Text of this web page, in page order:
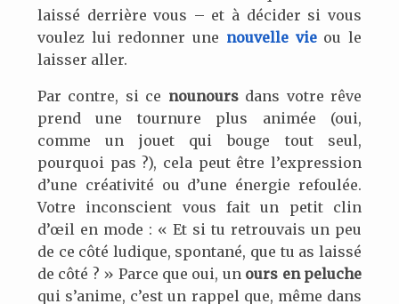
laissé derrière vous – et à décider si vous
voulez lui redonner une nouvelle vieou le
laisser aller.
Par contre, si ce nounoursdans votre rêve
prend une tournure plus animée (oui,
comme un jouet qui bouge tout seul,
pourquoi pas ?), cela peut être l’expression
d’une créativité ou d’une énergie refoulée.
Votre inconscient vous fait un petit clin
d’œil en mode : « Et si tu retrouvais un peu
de ce côté ludique, spontané, que tu as laissé
de côté ? » Parce que oui, un ours en peluche
qui s’anime, c’est un rappel que, même dans